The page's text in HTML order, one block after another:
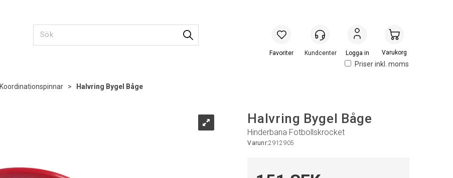
Priser inkl. moms
Logga in Handlevogn
Koordinationspinnar > Halvring Bygel Båge
Halvring Bygel Båge
Hinderbana Fotbollskrocket
Varunr:2912905